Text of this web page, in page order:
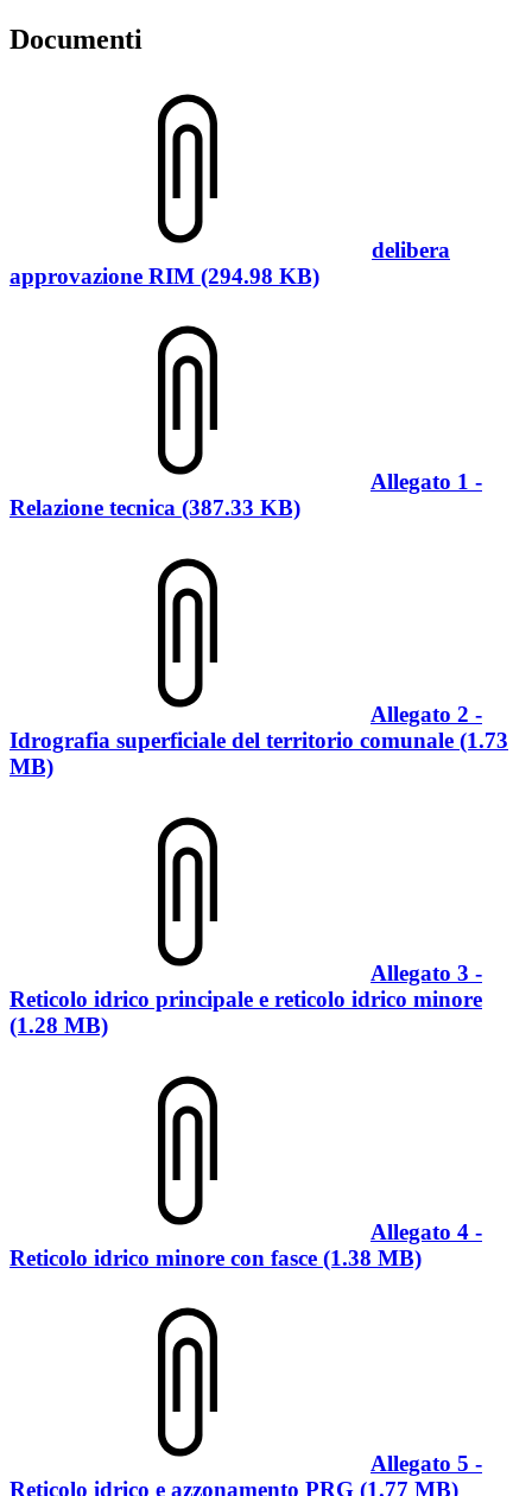
Documenti
delibera
approvazione RIM (294.98 KB)
Allegato 1 -
Relazione tecnica (387.33 KB)
Allegato 2 -
Idrografia superficiale del territorio comunale (1.73
MB)
Allegato 3 -
Reticolo idrico principale e reticolo idrico minore
(1.28 MB)
Allegato 4 -
Reticolo idrico minore con fasce (1.38 MB)
Allegato 5 -
Reticolo idrico e azzonamento PRG (1.77 MB)